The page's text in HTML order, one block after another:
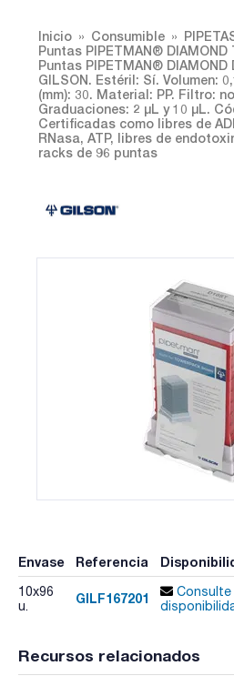
Inicio Consumible
Puntas PIPETMAN® DIAMOND
Puntas PIPETMAN® DIAMOND
GILSON. Estéril: Sí. Volumen:
(mm): 30. Material: PP. Filtro:
Graduaciones: 2 µL y 10 µL.
Certificadas como libres de
RNasa, ATP, libres de
racks de 96 puntas
Envase Referencia
10x96
u.
GILF167201
Consulte
Recursos relacionados